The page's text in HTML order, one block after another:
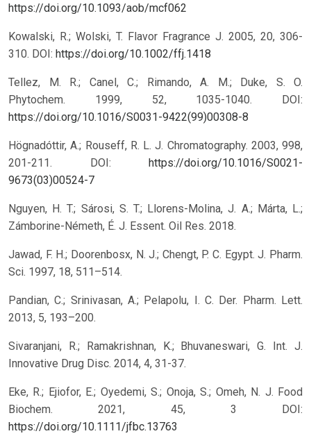
https://doi.org/10.1093/aob/mcf062
Kowalski, R.; Wolski, T. Flavor Fragrance J. 2005, 20, 306-
310. DOI: https://doi.org/10.1002/ffj.1418
Tellez, M. R.; Canel, C.; Rimando, A. M.; Duke, S. O.
Phytochem. 1999, 52, 1035-1040. DOI:
https://doi.org/10.1016/S0031-9422(99)00308-8
Högnadóttir, A.; Rouseff, R. L. J. Chromatography. 2003, 998,
201-211. DOI: https://doi.org/10.1016/S0021-
9673(03)00524-7
Nguyen, H. T.; Sárosi, S. T.; Llorens-Molina, J. A.; Márta, L.;
Zámborine-Németh, É. J. Essent. Oil Res. 2018.
Jawad, F. H.; Doorenbosx, N. J.; Chengt, P. C. Egypt. J. Pharm.
Sci. 1997, 18, 511–514.
Pandian, C.; Srinivasan, A.; Pelapolu, I. C. Der. Pharm. Lett.
2013, 5, 193–200.
Sivaranjani, R.; Ramakrishnan, K.; Bhuvaneswari, G. Int. J.
Innovative Drug Disc. 2014, 4, 31-37.
Eke, R.; Ejiofor, E.; Oyedemi, S.; Onoja, S.; Omeh, N. J. Food
Biochem. 2021, 45, 3 DOI:
https://doi.org/10.1111/jfbc.13763